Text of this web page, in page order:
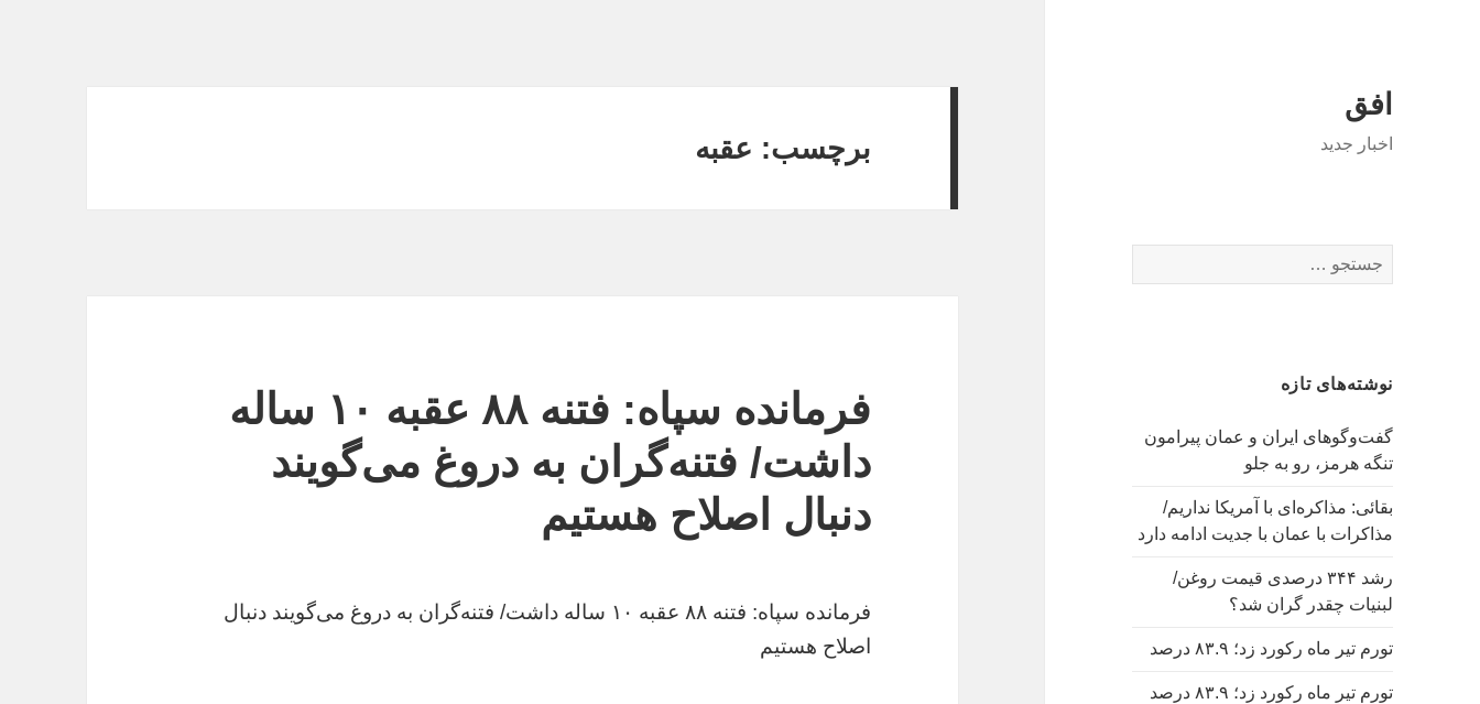
افق
اخبار جدید
برای:
نوشته‌های تازه
گفت‌وگوهای ایران و عمان پیرامون
تنگه هرمز، رو به جلو
بقائی: مذاکره‌ای با آمریکا نداریم/
مذاکرات با عمان با جدیت ادامه دارد
رشد ۳۴۴ درصدی قیمت روغن/
لبنیات چقدر گران شد؟
تورم تیر ماه رکورد زد؛ ۸۳.۹ درصد
تورم تیر ماه رکورد زد؛ ۸۳.۹ درصد
برچسب: عقبه
فرمانده سپاه: فتنه ۸۸ عقبه ۱۰ ساله
داشت/ فتنه‌گران به دروغ می‌گویند
دنبال اصلاح هستیم
فرمانده سپاه: فتنه ۸۸ عقبه ۱۰ ساله داشت/ فتنه‌گران به دروغ می‌گویند دنبال
اصلاح هستیم